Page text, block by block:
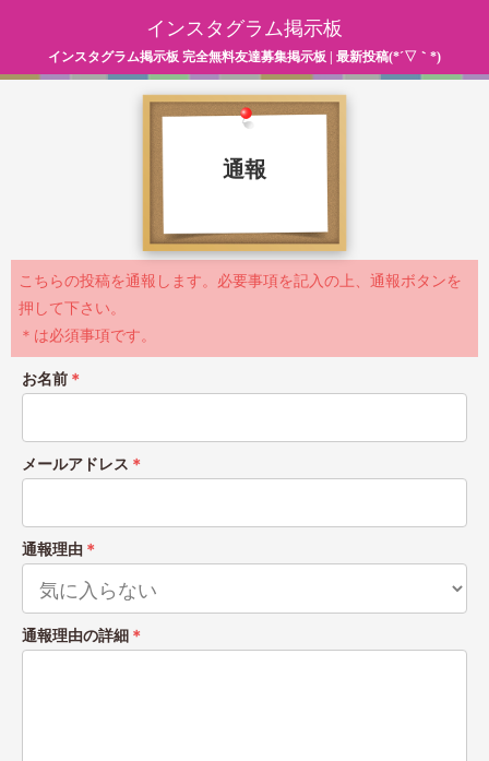
インスタグラム掲示板
インスタグラム掲示板 完全無料友達募集掲示板 | 最新投稿(*´▽｀*)
通報
こちらの投稿を通報します。必要事項を記入の上、通報ボタンを
押して下さい。
＊は必須事項です。
お名前 ＊
メールアドレス ＊
通報理由 ＊
通報理由の詳細 ＊